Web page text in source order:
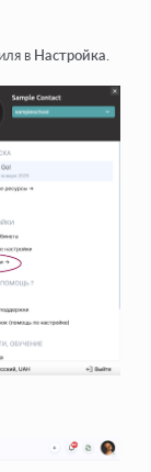
в Настройка